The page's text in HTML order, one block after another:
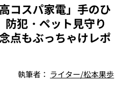
コスパ家電」手のひ
犯・ペット見守り
点もぶっちゃけレポ
執筆者： ライター/松本果歩